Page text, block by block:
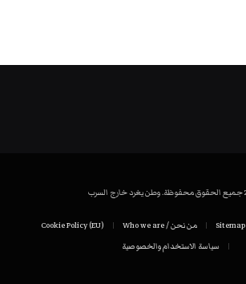
Sitemap من نحن / Who we are
Cookie Policy (EU)
سياسة الاستخدام والخصوصية